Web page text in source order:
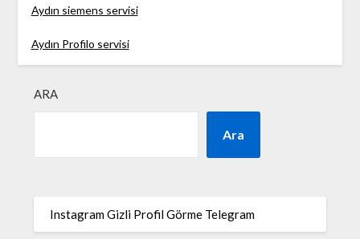
Aydın siemens servisi
Aydın Profilo servisi
ARA
Ara
Instagram Gizli Profil Görme Telegram